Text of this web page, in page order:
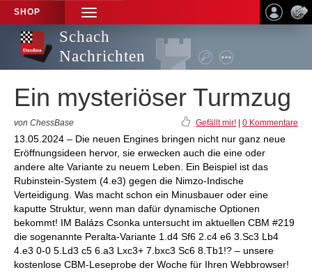
SHOP
TOGGLE
NAVIGATION
Schach
Nachrichten
Ein mysteriöser Turmzug
von ChessBase Gefällt mir! 0 Kommentare
13.05.2024 – Die neuen Engines bringen nicht nur ganz neue
Eröffnungsideen hervor, sie erwecken auch die eine oder
andere alte Variante zu neuem Leben. Ein Beispiel ist das
Rubinstein-System (4.e3) gegen die Nimzo-Indische
Verteidigung. Was macht schon ein Minusbauer oder eine
kaputte Struktur, wenn man dafür dynamische Optionen
bekommt! IM Balázs Csonka untersucht im aktuellen CBM #219
die sogenannte Peralta-Variante 1.d4 Sf6 2.c4 e6 3.Sc3 Lb4
4.e3 0-0 5.Ld3 c5 6.a3 Lxc3+ 7.bxc3 Sc6 8.Tb1!? – unsere
kostenlose CBM-Leseprobe der Woche für Ihren Webbrowser!